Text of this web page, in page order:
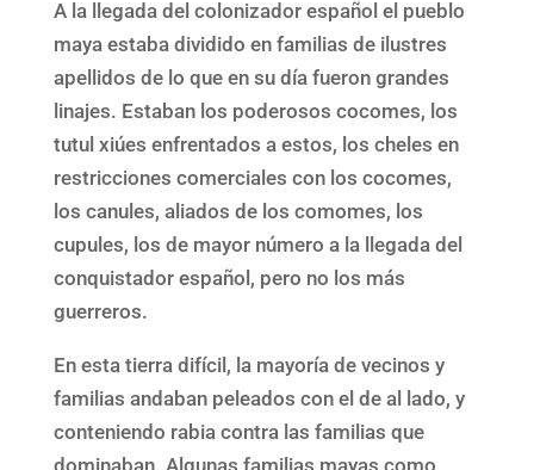
A la llegada del colonizador español el pueblo
maya estaba dividido en familias de ilustres
apellidos de lo que en su día fueron grandes
linajes. Estaban los poderosos cocomes, los
tutul xiúes enfrentados a estos, los cheles en
restricciones comerciales con los cocomes,
los canules, aliados de los comomes, los
cupules, los de mayor número a la llegada del
conquistador español, pero no los más
guerreros.
En esta tierra difícil, la mayoría de vecinos y
familias andaban peleados con el de al lado, y
conteniendo rabia contra las familias que